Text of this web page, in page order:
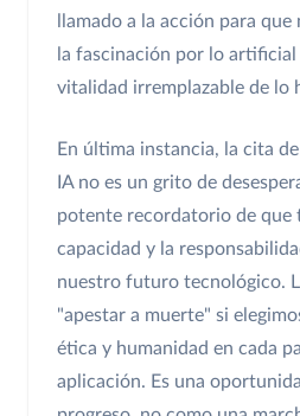
llamado a la acción para
la fascinación por lo artificial
vitalidad irremplazable de lo
En última instancia, la cita
IA no es un grito de
potente recordatorio de que
capacidad y la
nuestro futuro tecnológico.
"apestar a muerte" si
ética y humanidad en cada
aplicación. Es una